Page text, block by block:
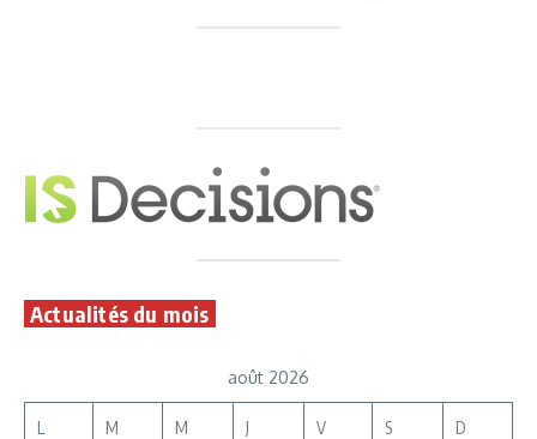
Actualités du mois
août 2026
L M M J V S D